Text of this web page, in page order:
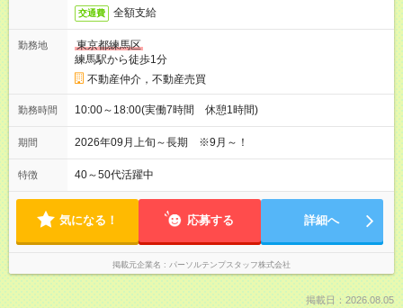
交通費 全額支給
勤務地
東京都練馬区
練馬駅から徒歩1分
不動産仲介，不動産売買
勤務時間 10:00～18:00(実働7時間 休憩1時間)
期間 2026年09月上旬～長期 ※9月～！
特徴 40～50代活躍中
気になる！ 応募する 詳細へ
掲載元企業名 パーソルテンプスタッフ株式会社
掲載日：2026.08.05